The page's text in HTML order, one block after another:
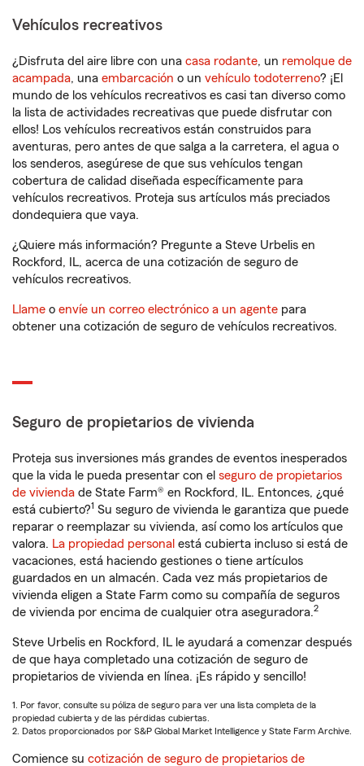
Vehículos recreativos
¿Disfruta del aire libre con una casa rodante, un remolque de
acampada, una embarcación o un vehículo todoterreno? ¡El
mundo de los vehículos recreativos es casi tan diverso como
la lista de actividades recreativas que puede disfrutar con
ellos! Los vehículos recreativos están construidos para
aventuras, pero antes de que salga a la carretera, el agua o
los senderos, asegúrese de que sus vehículos tengan
cobertura de calidad diseñada específicamente para
vehículos recreativos. Proteja sus artículos más preciados
dondequiera que vaya.
¿Quiere más información? Pregunte a Steve Urbelis en
Rockford, IL, acerca de una cotización de seguro de
vehículos recreativos.
Llame o envíe un correo electrónico a un agente para
obtener una cotización de seguro de vehículos recreativos.
Seguro de propietarios de vivienda
Proteja sus inversiones más grandes de eventos inesperados
que la vida le pueda presentar con el seguro de propietarios
de vivienda de State Farm® en Rockford, IL. Entonces, ¿qué
está cubierto?1 Su seguro de vivienda le garantiza que puede
reparar o reemplazar su vivienda, así como los artículos que
valora. La propiedad personal está cubierta incluso si está de
vacaciones, está haciendo gestiones o tiene artículos
guardados en un almacén. Cada vez más propietarios de
vivienda eligen a State Farm como su compañía de seguros
de vivienda por encima de cualquier otra aseguradora.2
Steve Urbelis en Rockford, IL le ayudará a comenzar después
de que haya completado una cotización de seguro de
propietarios de vivienda en línea. ¡Es rápido y sencillo!
1. Por favor, consulte su póliza de seguro para ver una lista completa de la
propiedad cubierta y de las pérdidas cubiertas.
2. Datos proporcionados por S&P Global Market Intelligence y State Farm Archive.
Comience su cotización de seguro de propietarios de